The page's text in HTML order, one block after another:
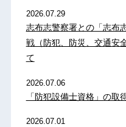
2026.07.29
志布志警察署との「志布
戦（防犯、防災、交通安
て
2026.07.06
「防犯設備士資格」の取
2026.07.01